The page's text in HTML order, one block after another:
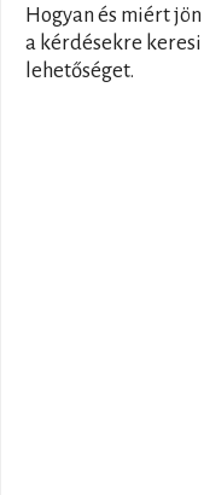
Hogyan és miért
a kérdésekre
lehetőséget.